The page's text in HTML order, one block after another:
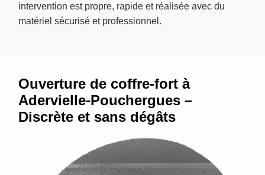
intervention est propre, rapide et réalisée avec du
matériel sécurisé et professionnel.
Ouverture de coffre-fort à
Adervielle-Pouchergues –
Discrète et sans dégâts